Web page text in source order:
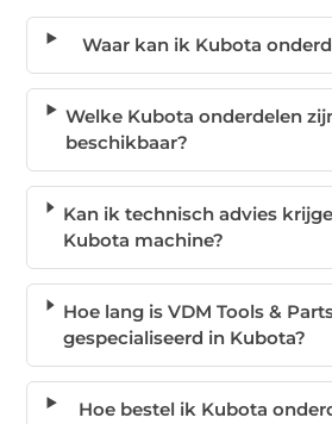
Waar kan ik Kubota
Welke Kubota onderdelen
beschikbaar?
Kan ik technisch advies
Kubota machine?
Hoe lang is VDM Tools &
gespecialiseerd in Kubota?
Hoe bestel ik Kubota